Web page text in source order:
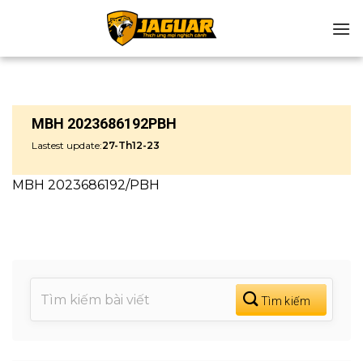
MBH 2023686192PBH
Lastest update:27-Th12-23
MBH 2023686192/PBH